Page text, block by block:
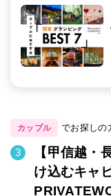
カップル でお探しの
【甲信越・
け込むキャ